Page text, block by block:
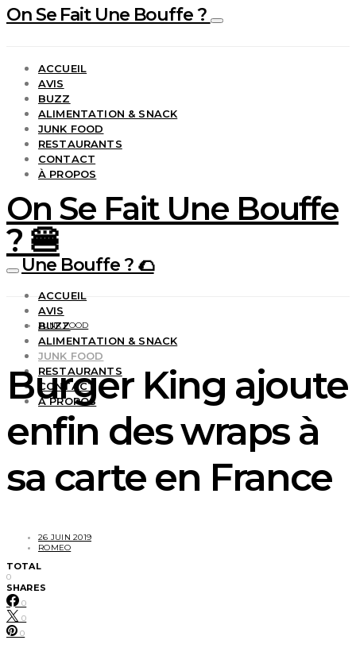
On Se Fait Une Bouffe ?
ACCUEIL
AVIS
BUZZ
ALIMENTATION & SNACK
JUNK FOOD
RESTAURANTS
CONTACT
À PROPOS
On Se Fait Une Bouffe
? 🍔
Une Bouffe ? 🌮
ACCUEIL
AVIS
BUZZ
ALIMENTATION & SNACK
JUNK FOOD
RESTAURANTS
CONTACT
À PROPOS
JUNK FOOD
Burger King ajoute
enfin des wraps à
sa carte en France
26 JUIN 2019
ROMEO
TOTAL
0
SHARES
0
0
0